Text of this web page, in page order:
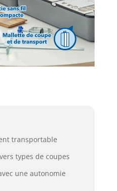
transportable
types de coupes
une autonomie